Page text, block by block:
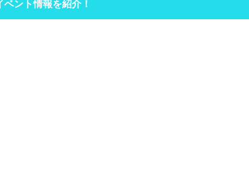
ント情報を紹介！